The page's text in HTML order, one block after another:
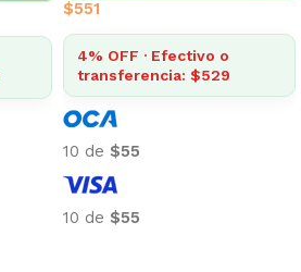
4% OFF · Efectivo o
transferencia: $140
10 de$15
10 de$15
Añadir al carrito